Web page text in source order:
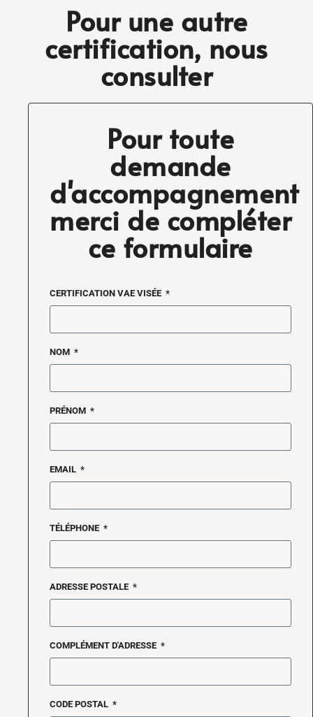
Pour une autre
certification, nous
consulter
Pour toute
demande
d'accompagnement
merci de compléter
ce formulaire
CERTIFICATION VAE VISÉE
NOM
PRÉNOM
EMAIL
TÉLÉPHONE
ADRESSE POSTALE
COMPLÉMENT D'ADRESSE
CODE POSTAL